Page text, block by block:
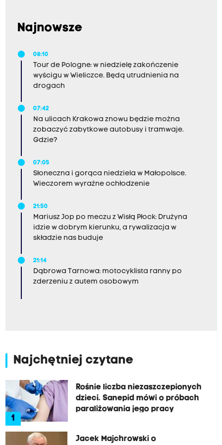
Najnowsze
08:10
Tour de Pologne: w niedzielę zakończenie
wyścigu w Wieliczce. Będą utrudnienia na
drogach
07:42
Na ulicach Krakowa znowu będzie można
zobaczyć zabytkowe autobusy i tramwaje.
Gdzie?
07:05
Słoneczna i gorąca niedziela w Małopolsce.
Wieczorem wyraźne ochłodzenie
21:50
Mariusz Jop po meczu z Wisłą Płock: Drużyna
idzie w dobrym kierunku, a rywalizacja w
składzie nas buduje
21:14
Dąbrowa Tarnowa: motocyklista ranny po
zderzeniu z autem osobowym
Najchętniej czytane
1
Rośnie liczba niezaszczepionych
dzieci. Sanepid mówi o próbach
paraliżowania jego pracy
Jacek Majchrowski o